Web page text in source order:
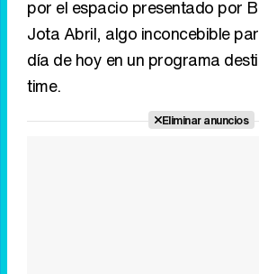
por el espacio presentado por
Jota Abril, algo inconcebible
día de hoy en un programa
time.
Eliminar anuncios